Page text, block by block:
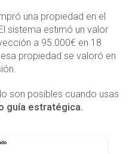
una propiedad en el
sistema estimó un valor
a 95.000€ en 18
propiedad se valoró en
son posibles cuando usas
guía estratégica.